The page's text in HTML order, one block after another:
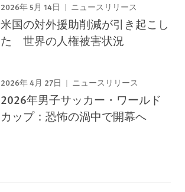
2026年 5月 14日 ニュースリリース
米国の対外援助削減が引き起こし
た 世界の人権被害状況
2026年 4月 27日 ニュースリリース
2026年男子サッカー・ワールド
カップ：恐怖の渦中で開幕へ